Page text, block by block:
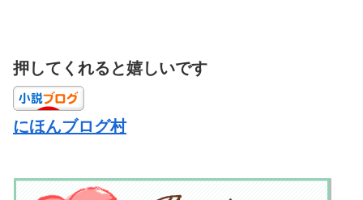
押してくれると嬉しいです
にほんブログ村